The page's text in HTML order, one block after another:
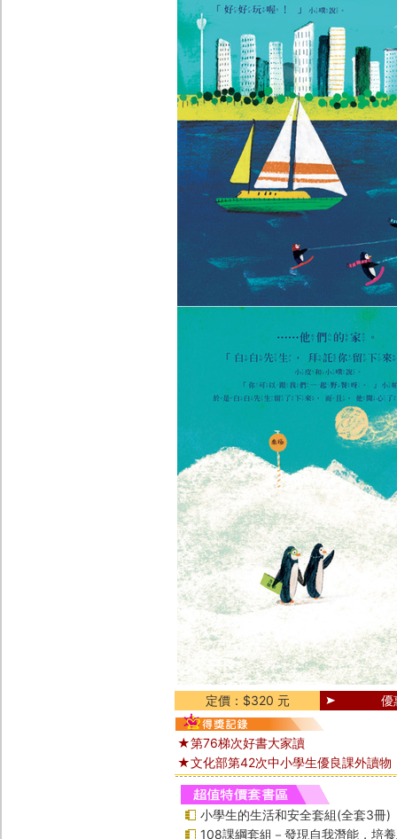
定價：$320 元 優
★第76梯次好書大家讀
★文化部第42次中小學生優良課外讀物
小學生的生活和安全套組(全套3冊)
108課綱套組－發現自我潛能，培